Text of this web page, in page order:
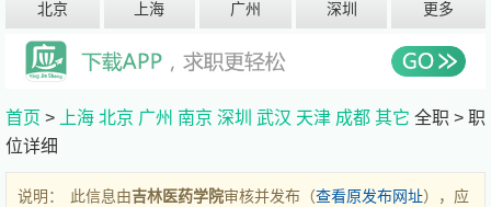
北京 上海 广州 深圳 更多
首页 > 上海 北京 广州 南京 深圳 武汉 天津 成都 其它 全职 > 职
位详细
说明： 此信息由吉林医药学院审核并发布（查看原发布网址），应